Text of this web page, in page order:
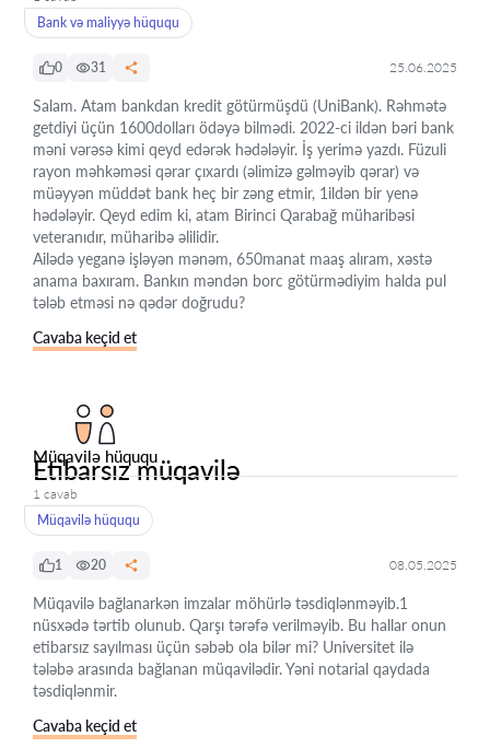
Bank və maliyyə hüququ
0 31 25.06.2025
Salam. Atam bankdan kredit götürmüşdü (UniBank). Rəhmətə
getdiyi üçün 1600dolları ödəyə bilmədi. 2022-ci ildən bəri bank
məni vərəsə kimi qeyd edərək hədələyir. İş yerimə yazdı. Füzuli
rayon məhkəməsi qərar çıxardı (əlimizə gəlməyib qərar) və
müəyyən müddət bank heç bir zəng etmir, 1ildən bir yenə
hədələyir. Qeyd edim ki, atam Birinci Qarabağ müharibəsi
veteranıdır, müharibə əlilidir.
Ailədə yeganə işləyən mənəm, 650manat maaş alıram, xəstə
anama baxıram. Bankın məndən borc götürmədiyim halda pul
tələb etməsi nə qədər doğrudu?
Cavaba keçid et
Müqavilə hüququ
Etibarsız müqavilə
1 cavab
Müqavilə hüququ
1 20 08.05.2025
Müqavilə bağlanarkən imzalar möhürlə təsdiqlənməyib.1
nüsxədə tərtib olunub. Qarşı tərəfə verilməyib. Bu hallar onun
etibarsız sayılması üçün səbəb ola bilər mi? Universitet ilə
tələbə arasında bağlanan müqavilədir. Yəni notarial qaydada
təsdiqlənmir.
Cavaba keçid et